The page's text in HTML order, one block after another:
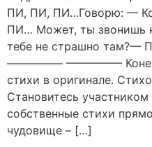
ПИ, ПИ, ПИ…Говорю: —
ПИ… Может, ты
тебе не страшно
————— ————— Конец
стихи в оригинале.
Становитесь
собственные стихи
чудовище – […]